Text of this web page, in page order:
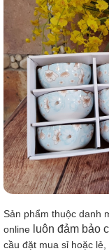
Sản phẩm thuộc danh
online luôn đảm bảo
cầu đặt mua sỉ hoặc